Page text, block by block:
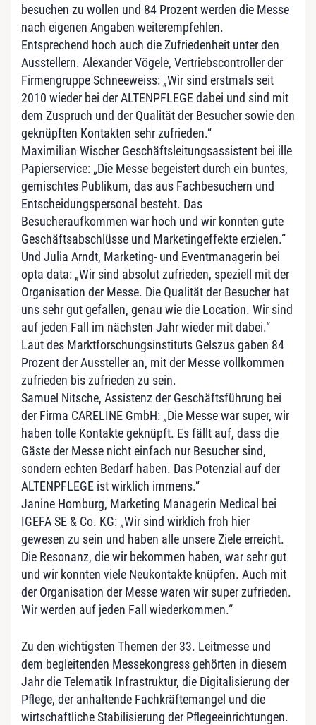
besuchen zu wollen und 84 Prozent werden die Messe
nach eigenen Angaben weiterempfehlen.
Entsprechend hoch auch die Zufriedenheit unter den
Ausstellern. Alexander Vögele, Vertriebscontroller der
Firmengruppe Schneeweiss: „Wir sind erstmals seit
2010 wieder bei der ALTENPFLEGE dabei und sind mit
dem Zuspruch und der Qualität der Besucher sowie den
geknüpften Kontakten sehr zufrieden.“
Maximilian Wischer Geschäftsleitungsassistent bei ille
Papierservice: „Die Messe begeistert durch ein buntes,
gemischtes Publikum, das aus Fachbesuchern und
Entscheidungspersonal besteht. Das
Besucheraufkommen war hoch und wir konnten gute
Geschäftsabschlüsse und Marketingeffekte erzielen.“
Und Julia Arndt, Marketing- und Eventmanagerin bei
opta data: „Wir sind absolut zufrieden, speziell mit der
Organisation der Messe. Die Qualität der Besucher hat
uns sehr gut gefallen, genau wie die Location. Wir sind
auf jeden Fall im nächsten Jahr wieder mit dabei.“
Laut des Marktforschungsinstituts Gelszus gaben 84
Prozent der Aussteller an, mit der Messe vollkommen
zufrieden bis zufrieden zu sein.
Samuel Nitsche, Assistenz der Geschäftsführung bei
der Firma CARELINE GmbH: „Die Messe war super, wir
haben tolle Kontakte geknüpft. Es fällt auf, dass die
Gäste der Messe nicht einfach nur Besucher sind,
sondern echten Bedarf haben. Das Potenzial auf der
ALTENPFLEGE ist wirklich immens.“
Janine Homburg, Marketing Managerin Medical bei
IGEFA SE & Co. KG: „Wir sind wirklich froh hier
gewesen zu sein und haben alle unsere Ziele erreicht.
Die Resonanz, die wir bekommen haben, war sehr gut
und wir konnten viele Neukontakte knüpfen. Auch mit
der Organisation der Messe waren wir super zufrieden.
Wir werden auf jeden Fall wiederkommen.“
Zu den wichtigsten Themen der 33. Leitmesse und
dem begleitenden Messekongress gehörten in diesem
Jahr die Telematik Infrastruktur, die Digitalisierung der
Pflege, der anhaltende Fachkräftemangel und die
wirtschaftliche Stabilisierung der Pflegeeinrichtungen.